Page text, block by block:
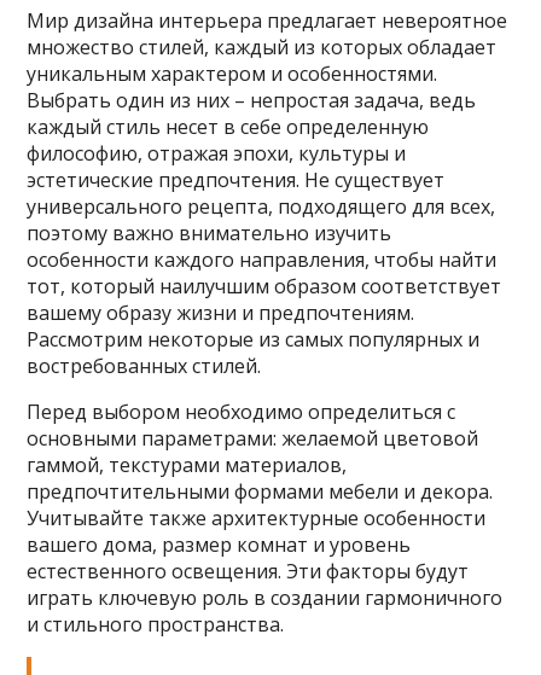
Мир дизайна интерьера предлагает невероятное
множество стилей, каждый из которых обладает
уникальным характером и особенностями.
Выбрать один из них – непростая задача, ведь
каждый стиль несет в себе определенную
философию, отражая эпохи, культуры и
эстетические предпочтения. Не существует
универсального рецепта, подходящего для всех,
поэтому важно внимательно изучить
особенности каждого направления, чтобы найти
тот, который наилучшим образом соответствует
вашему образу жизни и предпочтениям.
Рассмотрим некоторые из самых популярных и
востребованных стилей.
Перед выбором необходимо определиться с
основными параметрами: желаемой цветовой
гаммой, текстурами материалов,
предпочтительными формами мебели и декора.
Учитывайте также архитектурные особенности
вашего дома, размер комнат и уровень
естественного освещения. Эти факторы будут
играть ключевую роль в создании гармоничного
и стильного пространства.